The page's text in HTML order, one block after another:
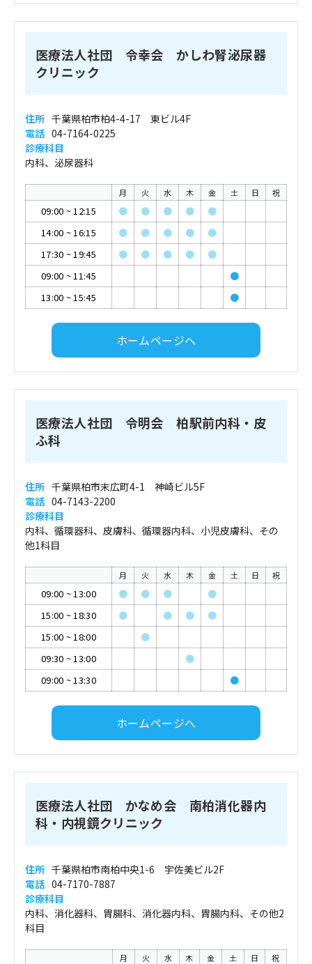
医療法人社団 令幸会 かしわ腎泌尿器
クリニック
住所 千葉県柏市柏4-4-17 東ビル4F
電話 04-7164-0225
診療科目
内科、泌尿器科
月 火 水 木 金 土 日 祝
09:00 ~12:15 ● ● ● ●
●
14:00 ~16:15 ● ● ● ●
●
17:30 ~19:45 ● ● ● ●
●
09:00 ~11:45
●
13:00 ~15:45 ●
ホームページへ
医療法人社団 令明会 柏駅前内科・皮
ふ科
住所 千葉県柏市末広町4-1 神崎ビル5F
電話 04-7143-2200
診療科目
内科、循環器科、皮膚科、循環器内科、小児皮膚科、その
他1科目
月 火 水 木 金 土 日 祝
09:00 ~13:00 ● ● ●
●
15:00 ~18:30 ● ● ●
●
15:00 ~18:00
●
09:30 ~13:00
●
09:00 ~13:30 ●
ホームページへ
医療法人社団 かなめ会 南柏消化器内
科・内視鏡クリニック
住所 千葉県柏市南柏中央1-6 宇佐美ビル2F
電話 04-7170-7887
診療科目
内科、消化器科、胃腸科、消化器内科、胃腸内科、その他2
科目
月 火 水 木 金 土 日 祝